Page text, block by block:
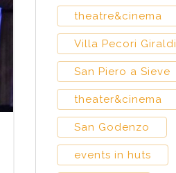
theatre&cinema
Villa Pecori Giraldi
San Piero a Sieve
theater&cinema
San Godenzo
events in huts